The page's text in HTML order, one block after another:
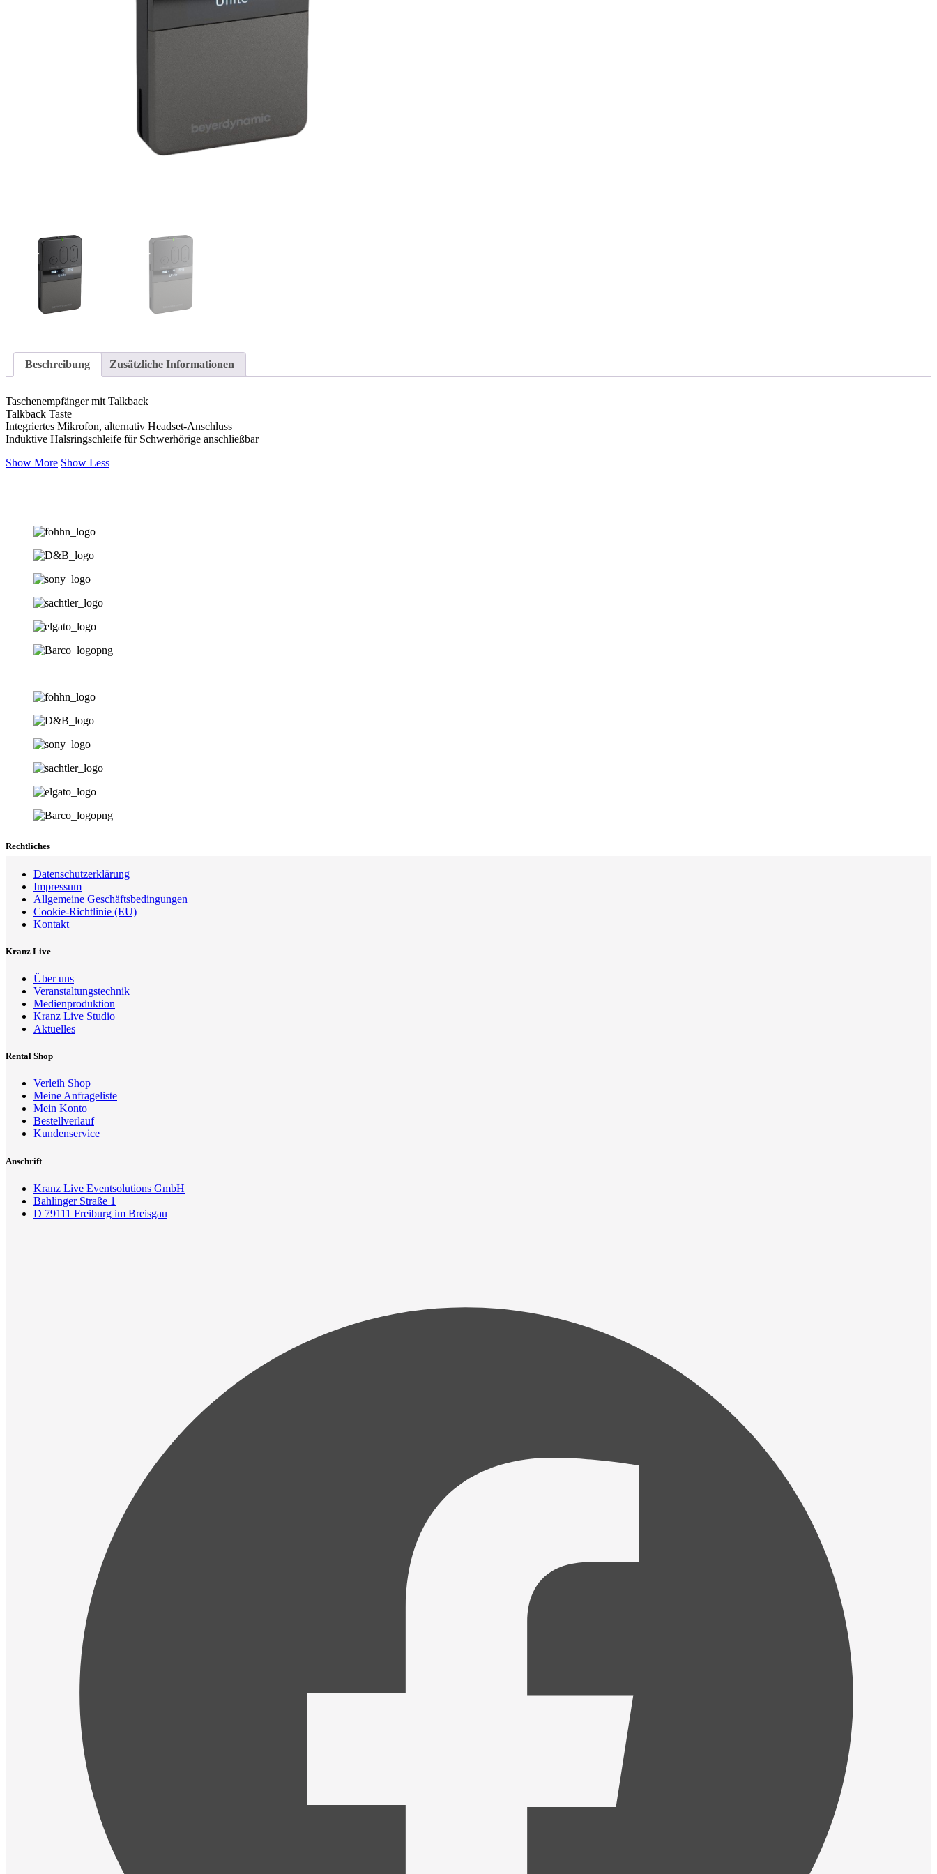
Beschreibung Zusätzliche Informationen
Taschenempfänger mit Talkback
Talkback Taste
Integriertes Mikrofon, alternativ Headset-Anschluss
Induktive Halsringschleife für Schwerhörige anschließbar
Show More Show Less
Rechtliches
Datenschutzerklärung
Impressum
Allgemeine Geschäftsbedingungen
Cookie-Richtlinie (EU)
Kontakt
Kranz Live
Über uns
Veranstaltungstechnik
Medienproduktion
Kranz Live Studio
Aktuelles
Rental Shop
Verleih Shop
Meine Anfrageliste
Mein Konto
Bestellverlauf
Kundenservice
Anschrift
Kranz Live Eventsolutions GmbH
Bahlinger Straße 1
D 79111 Freiburg im Breisgau